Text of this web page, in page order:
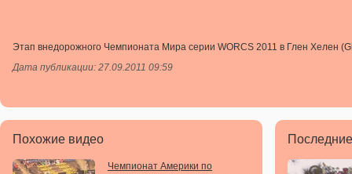
Этап внедорожного Чемпионата Мира серии WORCS 2011 в Глен Хелен
Дата публикации: 27.09.2011 09:59
Похожие видео
Чемпионат Америки по